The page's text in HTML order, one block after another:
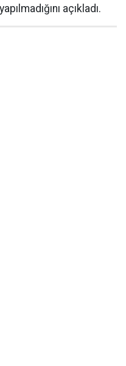
açıkladı.